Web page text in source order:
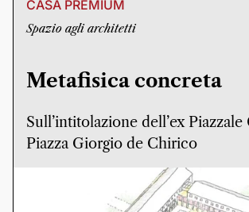
CASA PREMIUM
Spazio agli architetti
Metafisica concreta
Sull’intitolazione dell’ex Piazzale
Piazza Giorgio de Chirico